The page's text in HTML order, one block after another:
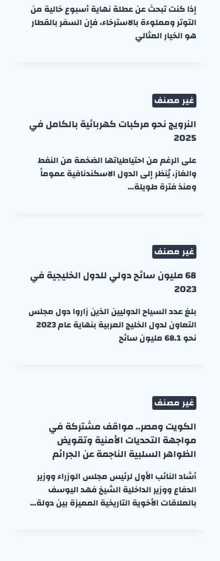
إذا كنت تبحث عن عطلة نهاية أسبوع خالية من
التوتر ومملوءة بالاسترخاء، فإن السفر بالقطار
هو الخيار المثالي
غير مصنف
النرويج نحو مركبات كهربائية بالكامل في
2025
على الرغم من احتياطياتها الضخمة من النفط
والغاز، يُنظر إلى الدول الاسكندنافية عموماً
ومنذ فترة طويلة…
غير مصنف
68 مليون سائح دولي للدول الخليجية في
2023
بلغ عدد السياح الدوليين الذين زاروا دول مجلس
التعاون لدول الخليج العربية بنهاية عام 2023
نحو 68.1 مليون سائح
غير مصنف
الكويت ومصر.. مواقف مشتركة في
مواجهة التحديات الأمنية وتقويض
الظواهر السلبية الناجمة عن الجرائم
أشاد النائب الأول لرئيس مجلس الوزراء ووزير
الدفاع ووزير الداخلية الشيخ فهد اليوسف
بالعلاقات الأخوية التاريخية المميزة بين دولة…